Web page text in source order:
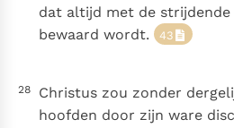
dat altijd met de strijdende
bewaard wordt. 43
28
Christus zou zonder
hoofden door zijn ware